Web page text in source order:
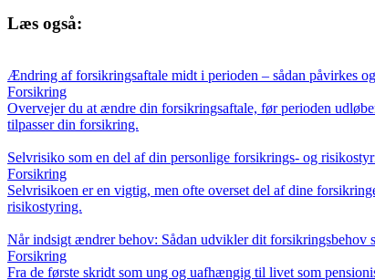
Læs også:
Ændring af forsikringsaftale midt i perioden – sådan påvirkes
Forsikring
Overvejer du at ændre din forsikringsaftale, før perioden
tilpasser din forsikring.
Selvrisiko som en del af din personlige forsikrings- og
Forsikring
Selvrisikoen er en vigtig, men ofte overset del af dine
risikostyring.
Når indsigt ændrer behov: Sådan udvikler dit forsikringsbehov
Forsikring
Fra de første skridt som ung og uafhængig til livet som